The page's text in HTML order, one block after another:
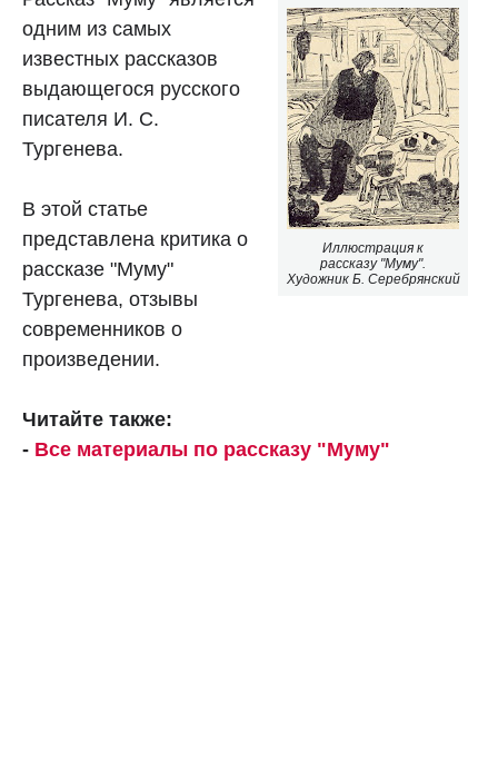
Иллюстрация к
рассказу "Муму".
Художник Б. Серебрянский
одним из самых
известных рассказов
выдающегося русского
писателя И. С.
Тургенева.
В этой статье
представлена критика о
рассказе "Муму"
Тургенева, отзывы
современников о
произведении.
Читайте также:
- Все материалы по рассказу "Муму"